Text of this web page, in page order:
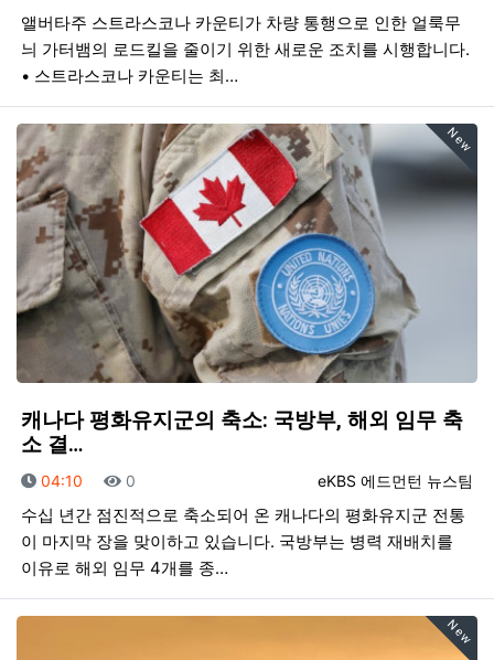
앨버타주 스트라스코나 카운티가 차량 통행으로 인한 얼룩무
늬 가터뱀의 로드킬을 줄이기 위한 새로운 조치를 시행합니다.
• 스트라스코나 카운티는 최…
New
캐나다 평화유지군의 축소: 국방부, 해외 임무 축
소 결…
등록자
eKBS 에드먼턴 뉴스팀
등록일
04:10 조회
0
수십 년간 점진적으로 축소되어 온 캐나다의 평화유지군 전통
이 마지막 장을 맞이하고 있습니다. 국방부는 병력 재배치를
이유로 해외 임무 4개를 종…
New